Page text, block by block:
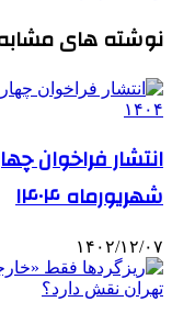
نوشته های
انتشار فراخوان
شهریورماه ۱۴۰۴
۱۴۰۲/۱۲/۰۷